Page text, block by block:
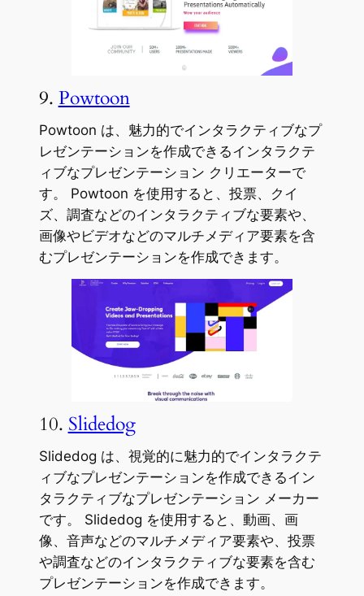
9. Powtoon
Powtoon は、魅力的でインタラクティブなプ
レゼンテーションを作成できるインタラクテ
ィブなプレゼンテーション クリエーターで
す。 Powtoon を使用すると、投票、クイ
ズ、調査などのインタラクティブな要素や、
画像やビデオなどのマルチメディア要素を含
むプレゼンテーションを作成できます。
10. Slidedog
Slidedog は、視覚的に魅力的でインタラクテ
ィブなプレゼンテーションを作成できるイン
タラクティブなプレゼンテーション メーカー
です。 Slidedog を使用すると、動画、画
像、音声などのマルチメディア要素や、投票
や調査などのインタラクティブな要素を含む
プレゼンテーションを作成できます。